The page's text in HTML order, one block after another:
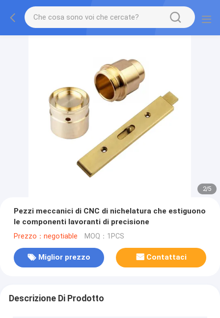
2/5
Pezzi meccanici di CNC di nichelatura che estiguono
le componenti lavoranti di precisione
Prezzo：negotiable MOQ：1PCS
Miglior prezzo Contattaci
Descrizione Di Prodotto